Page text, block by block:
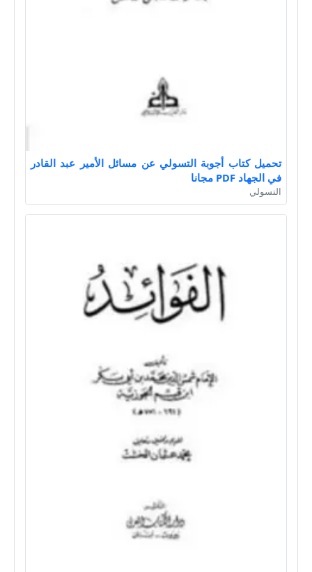
تحميل كتاب أجوبة التسولي عن مسائل الأمير عبد القادر
في الجهاد PDF مجانا
التسولي